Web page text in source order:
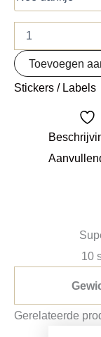
Toevoegen
Stickers / Labels
10
Gerelateerde